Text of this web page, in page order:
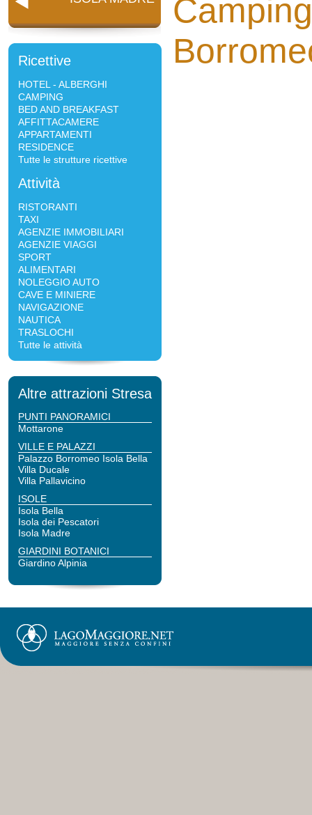
Ricettive
HOTEL - ALBERGHI
CAMPING
BED AND BREAKFAST
AFFITTACAMERE
APPARTAMENTI
RESIDENCE
Tutte le strutture ricettive
Attività
RISTORANTI
TAXI
AGENZIE IMMOBILIARI
AGENZIE VIAGGI
SPORT
ALIMENTARI
NOLEGGIO AUTO
CAVE E MINIERE
NAVIGAZIONE
NAUTICA
TRASLOCHI
Tutte le attività
Altre attrazioni Stresa
PUNTI PANORAMICI
Mottarone
VILLE E PALAZZI
Palazzo Borromeo Isola Bella
Villa Ducale
Villa Pallavicino
ISOLE
Isola Bella
Isola dei Pescatori
Isola Madre
GIARDINI BOTANICI
Giardino Alpinia